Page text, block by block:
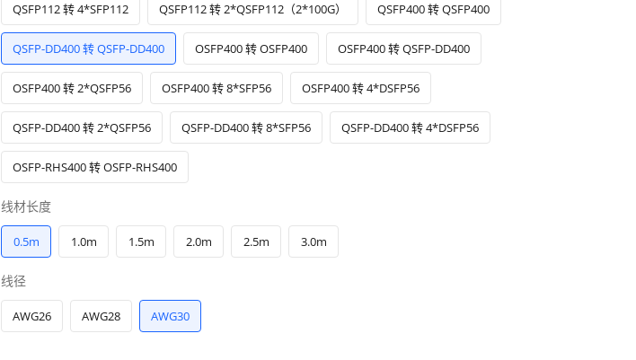
QSFP112 转 4*SFP112 QSFP112 转 2*QSFP112（2*100G） QSFP400 转 QSFP400
QSFP-DD400 转 QSFP-DD400 OSFP400 转 OSFP400 OSFP400 转 QSFP-DD400
OSFP400 转 2*QSFP56 OSFP400 转 8*SFP56 OSFP400 转 4*DSFP56
QSFP-DD400 转 2*QSFP56 QSFP-DD400 转 8*SFP56 QSFP-DD400 转 4*DSFP56
OSFP-RHS400 转 OSFP-RHS400
线材长度
0.5m 1.0m 1.5m 2.0m 2.5m 3.0m
线径
AWG26 AWG28 AWG30